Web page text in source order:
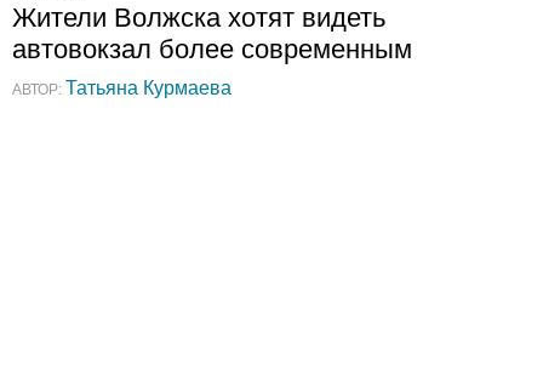
Жители Волжска хотят видеть
автовокзал более современным
АВТОР: Татьяна Курмаева